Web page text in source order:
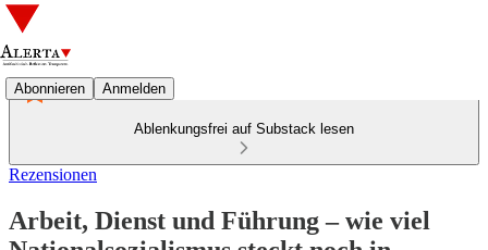
Abonnieren Anmelden
Ablenkungsfrei auf Substack lesen
Rezensionen
Arbeit, Dienst und Führung – wie viel